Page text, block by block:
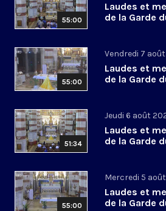
55:00
Laudes et
de la Garde
55:00
Vendredi 7
Laudes et
de la Garde
51:34
Jeudi 6 août
Laudes et
de la Garde
55:00
Mercredi 5
Laudes et
de la Garde